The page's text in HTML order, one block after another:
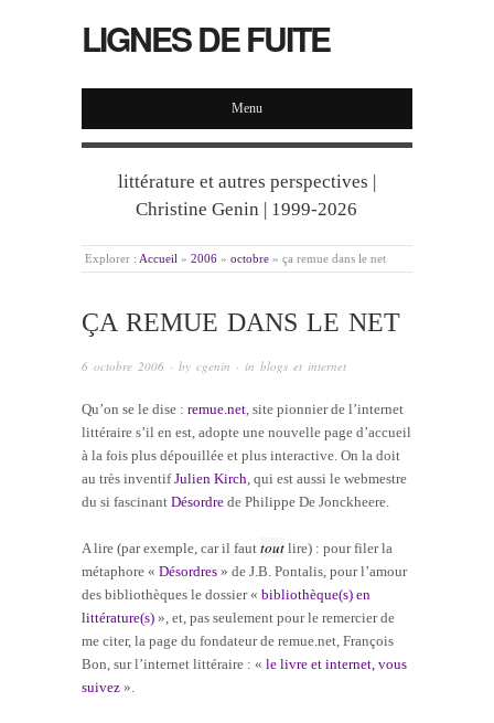
LIGNES DE FUITE
Menu
littérature et autres perspectives |
Christine Genin | 1999-2026
Explorer : Accueil » 2006 » octobre » ça remue dans le net
ÇA REMUE DANS LE NET
6 octobre 2006 · by cgenin · in blogs et internet
Qu’on se le dise : remue.net , site pionnier de l’internet
littéraire s’il en est, adopte une nouvelle page d’accueil
à la fois plus dépouillée et plus interactive. On la doit
au très inventifJulien Kirch , qui est aussi le webmestre
du si fascinant Désordre de Philippe De Jonckheere.
A lire (par exemple, car il faut tout lire) : pour filer la
métaphore « Désordres » de J.B. Pontalis, pour l’amour
des bibliothèques le dossier « bibliothèque(s) en
littérature(s) », et, pas seulement pour le remercier de
me citer, la page du fondateur de remue.net, François
Bon, sur l’internet littéraire : « le livre et internet, vous
suivez ».